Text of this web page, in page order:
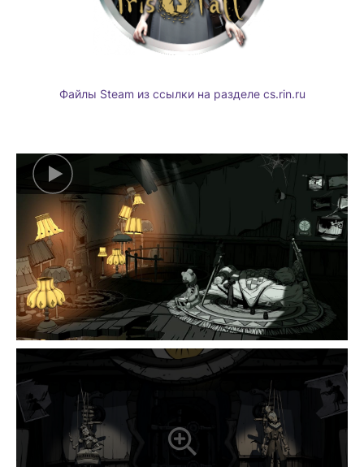
Файлы Steam из ссылки на разделе cs.rin.ru